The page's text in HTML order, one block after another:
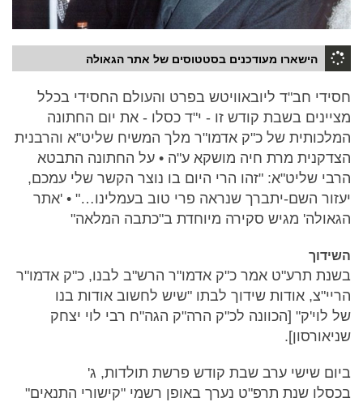
הישארו מעודכנים בסטטוסים של אתר הגאולה
חסידי חב"ד ליובאוויטש בפרט והעולם החסידי בכלל
מציינים בשבת קודש זו - י"ד כסלו - את יום החתונה
המלכותית של כ"ק אדמו"ר מלך המשיח שליט"א והרבנית
הצדקנית מרת חיה מושקא ע"ה • על החתונה התבטא
הרבי שליט"א: "זהו הרי היום בו נוצר הקשר שלי עמכם,
יעזור השם-יתברך שנראה פרי טוב בעמלינו…" • 'אתר
הגאולה' מגיש סקירה מיוחדת ב"כתבה המלאה"
השידוך
בשנת תרע"ט אמר כ"ק אדמו"ר הרש"ב לבנו, כ"ק אדמו"ר
הריי"צ, אודות שידוך לבתו "שיש לחשוב אודות בנו
של לוי'ק" [הכוונה לכ"ק הרה"ק הגה"ח רבי לוי יצחק
שניאורסון].
ביום שישי ערב שבת קודש פרשת תולדות, ג'
בכסלו שנת תרפ"ט נערך באופן רשמי "קישורי התנאים"